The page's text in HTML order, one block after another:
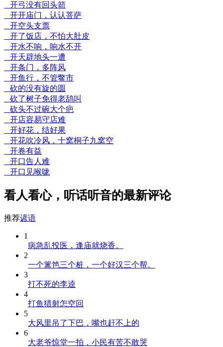
开弓没有回头箭
开开庙门，认认菩萨
开空头支票
开了饭店，不怕大肚皮
开水不响，响水不开
开天辟地头一遭
开条门，多阵风
开鱼行，不管鳖市
砍的没有旋的圆
砍了树子免得老鸹叫
砍头不过碗大个疤
开店容易守店难
开好花，结好果
开花吹冷风，十窝桐子九窝空
开卷有益
开口告人难
开口见喉咙
看人看心，听话听音的最新评论
推荐谚语
1
病急乱投医，逢庙就烧香。
2
一个篱笆三个桩，一个好汉三个帮。
3
打不死的李逵
4
打鱼猎射怎空回
5
大风里吊了下巴，嘴也赶不上的
6
大老爷惊堂一拍，小民有苦不敢哭